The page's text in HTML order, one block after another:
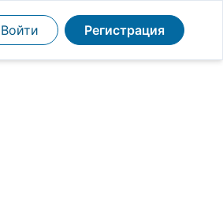
Войти Регистрация